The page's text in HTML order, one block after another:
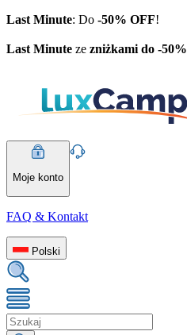
Last Minute: Do -50% OFF!
Last Minute ze zniżkami do -50%
Moje konto
FAQ & Kontakt
Polski